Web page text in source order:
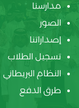
مدارسنا
الصور
إصداراتنا
تسجيل الطلاب
النظام البريطاني
طرق الدفع